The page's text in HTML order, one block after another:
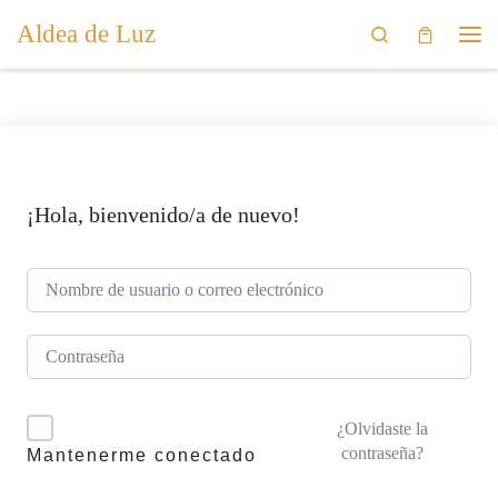
Saltar al contenido
Aldea de Luz
Search
¡Hola, bienvenido/a de nuevo!
Mantenerme conectado
¿Olvidaste la
contraseña?